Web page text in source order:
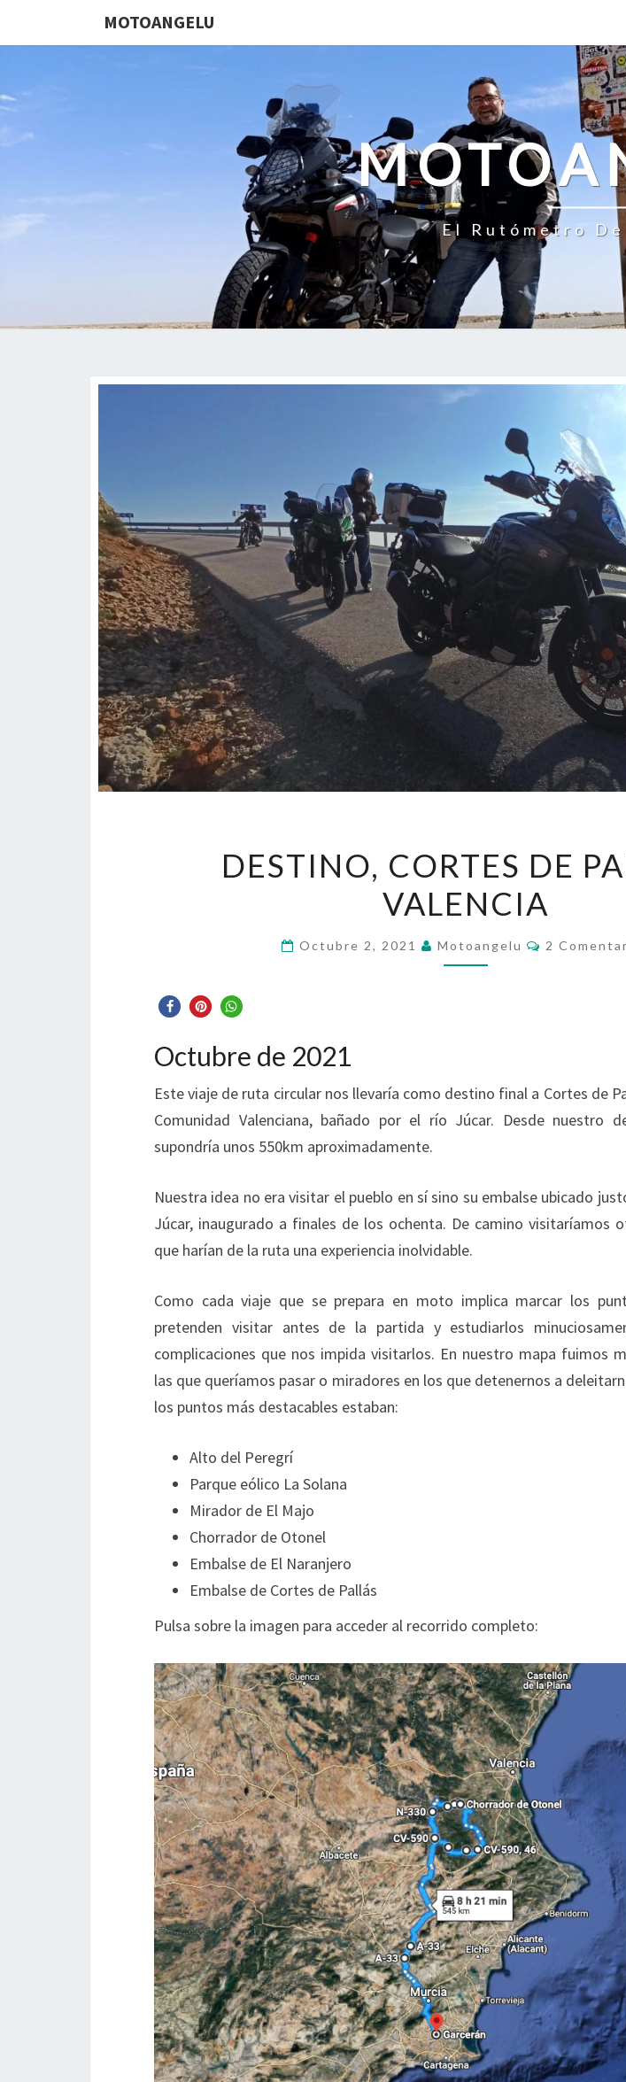
MOTOANGELU
El Rutómetro
CORTES
DE
PALLÁS,
VALENCIA
DESTINO, CORTES DE
VALENCIA
Octubre 2, 2021 Motoangelu 2
Octubre de 2021
Este viaje de ruta circular nos llevaría como destino final a Cortes de
Comunidad Valenciana, bañado por el río Júcar. Desde nuestro
supondría unos 550km aproximadamente.
Nuestra idea no era visitar el pueblo en sí sino su embalse ubicado
Júcar, inaugurado a finales de los ochenta. De camino visitaríamos
que harían de la ruta una experiencia inolvidable.
Como cada viaje que se prepara en moto implica marcar los
pretenden visitar antes de la partida y estudiarlos
complicaciones que nos impida visitarlos. En nuestro mapa fuimos
las que queríamos pasar o miradores en los que detenernos a
los puntos más destacables estaban:
Alto del Peregrí
Parque eólico La Solana
Mirador de El Majo
Chorrador de Otonel
Embalse de El Naranjero
Embalse de Cortes de Pallás
Pulsa sobre la imagen para acceder al recorrido completo: